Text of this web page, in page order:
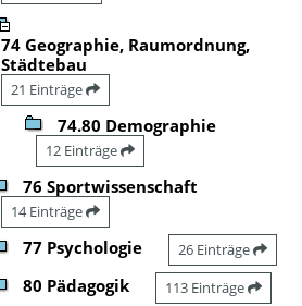
74 Geographie, Raumordnung,
Städtebau
21 Einträge
74.80 Demographie
12 Einträge
76 Sportwissenschaft
14 Einträge
77 Psychologie 26 Einträge
80 Pädagogik 113 Einträge